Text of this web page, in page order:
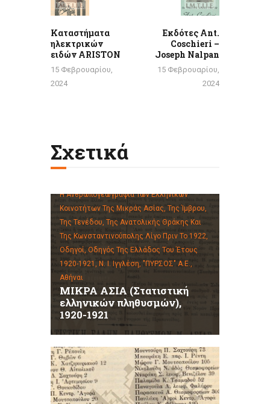
Καταστήματα
ηλεκτρικών
ειδών ARISTON
15 Φεβρουαρίου,
2024
Εκδότες Ant.
Coschieri –
Joseph Nalpan
15 Φεβρουαρίου,
2024
Σχετικά
Η Ανθρωπογεωγραφία Των Ελληνικών
Κοινοτήτων Της Μικράς Ασίας, Της Ίμβρου,
Της Τενέδου, Της Ανατολικής Θράκης Και
Της Κωνσταντινούπολης Λίγο Πριν Το 1922,
Οδηγοί, Οδηγός Της Ελλάδος Του Έτους
1920-1921, Ν. Ι. Ιγγλέση, "ΠΥΡΣΟΣ" Α.Ε.,
Αθήναι
ΜΙΚΡΑ ΑΣΙΑ (Στατιστική
ελληνικών πληθυσμών),
1920-1921